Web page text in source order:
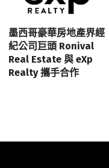
墨西哥豪華房地產界經
紀公司巨頭 Ronival
Real Estate 與 eXp
Realty 攜手合作